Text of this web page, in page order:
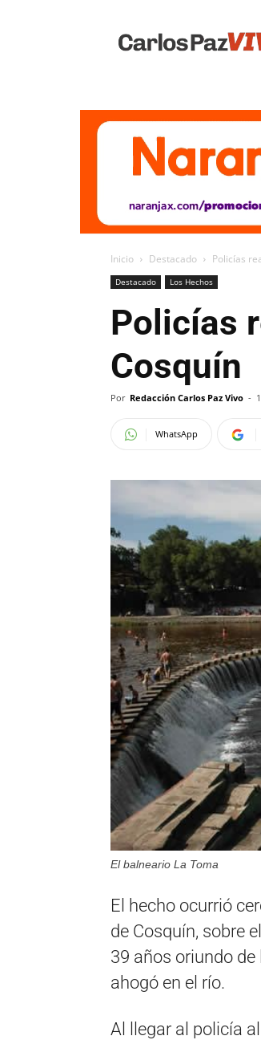
Vivo
Inicio Destacado Policías
Destacado Los Hechos
Policías
Cosquín
Por Redacción Carlos Paz Vivo -
WhatsApp
El balneario La Toma
El hecho ocurrió
de Cosquín, sobre
39 años oriundo de
ahogó en el río.
Al llegar al policía